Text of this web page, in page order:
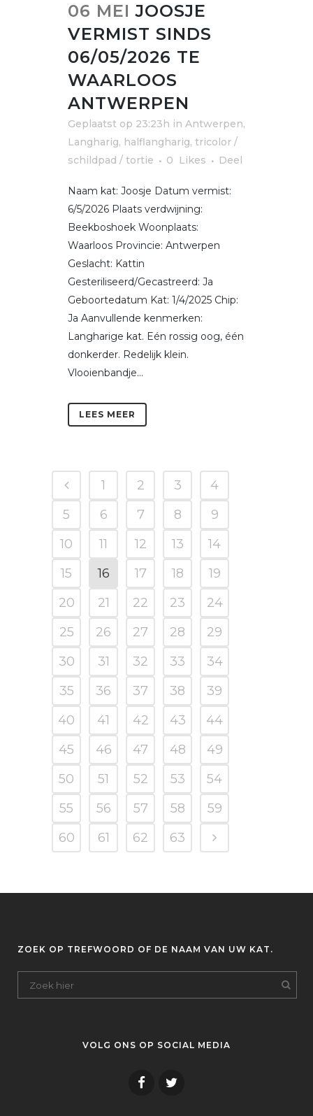
06 MEI JOOSJE
VERMIST SINDS
06/05/2026 TE
WAARLOOS
ANTWERPEN
Geplaatst op 23:23h in Antwerpen,
Langharig, halflangharig, tricolor /
schildpad / tortie
0 Likes Deel
Naam kat: Joosje Datum vermist:
6/5/2026 Plaats verdwijning:
Beekboshoek Woonplaats:
Waarloos Provincie: Antwerpen
Geslacht: Kattin
Gesteriliseerd/Gecastreerd: Ja
Geboortedatum Kat: 1/4/2025 Chip:
Ja Aanvullende kenmerken:
Langharige kat. Eén rossig oog, één
donkerder. Redelijk klein.
Vlooienbandje...
LEES MEER
1 2 3
4
5
6 7 8
9
10
11 12 13
14
15
16 17 18
19
20
21 22 23
24
25
26 27 28
29
30
31 32 33
34
35
36 37 38
39
40
41 42 43
44
45
46 47 48
49
50
51 52 53
54
55
56 57 58
59
60
61 62 63
ZOEK OP TREFWOORD OF DE NAAM VAN UW KAT.
VOLG ONS OP SOCIAL MEDIA